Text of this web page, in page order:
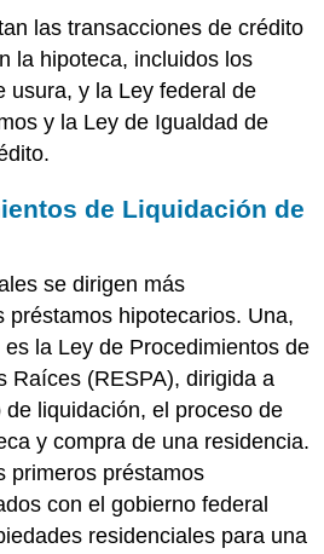
las transacciones de crédito
la hipoteca, incluidos los
usura, y la Ley federal de
y la Ley de Igualdad de
de Liquidación de
se dirigen más
préstamos hipotecarios. Una,
la Ley de Procedimientos de
Raíces (RESPA), dirigida a
liquidación, el proceso de
y compra de una residencia.
primeros préstamos
con el gobierno federal
residenciales para una